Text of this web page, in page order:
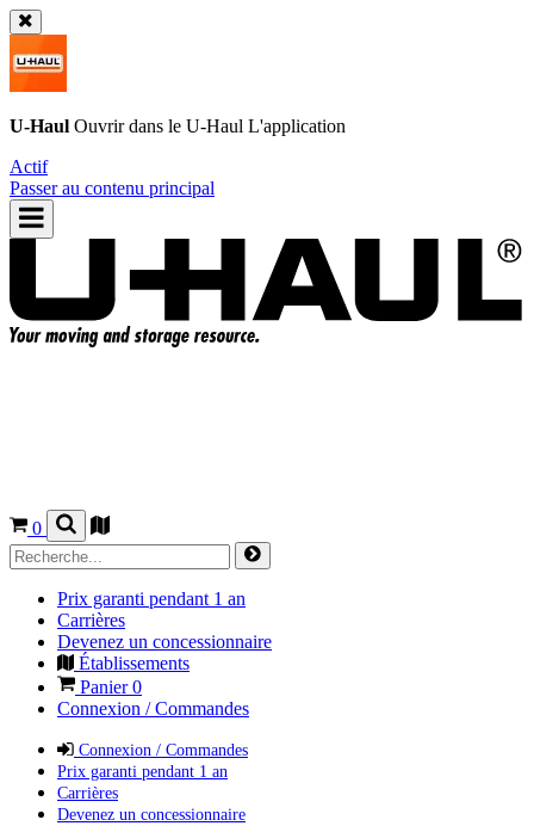
U-Haul Ouvrir dans le U-Haul L'application
Actif
Passer au contenu principal
0
Prix garanti pendant 1 an
Carrières
Devenez un concessionnaire
Établissements
Panier0
Connexion / Commandes
Connexion / Commandes
Prix garanti pendant 1 an
Carrières
Devenez un concessionnaire